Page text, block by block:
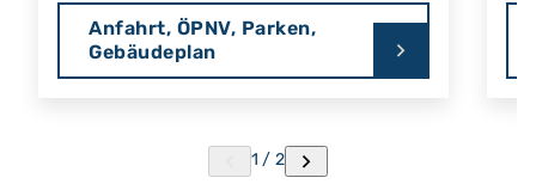
Anfahrt, ÖPNV, Parken,
Gebäudeplan
1 / 2